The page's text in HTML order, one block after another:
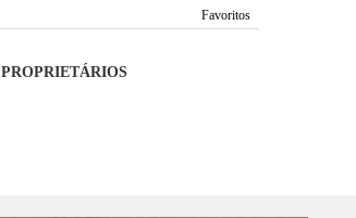
Favoritos
PROPRIETÁRIOS